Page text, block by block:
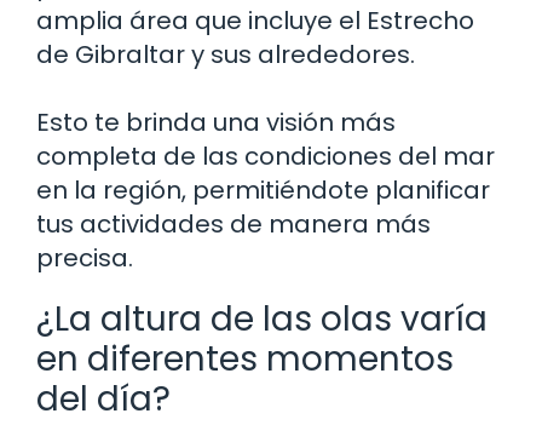
amplia área que incluye el Estrecho
de Gibraltar y sus alrededores.
Esto te brinda una visión más
completa de las condiciones del mar
en la región, permitiéndote planificar
tus actividades de manera más
precisa.
¿La altura de las olas varía
en diferentes momentos
del día?